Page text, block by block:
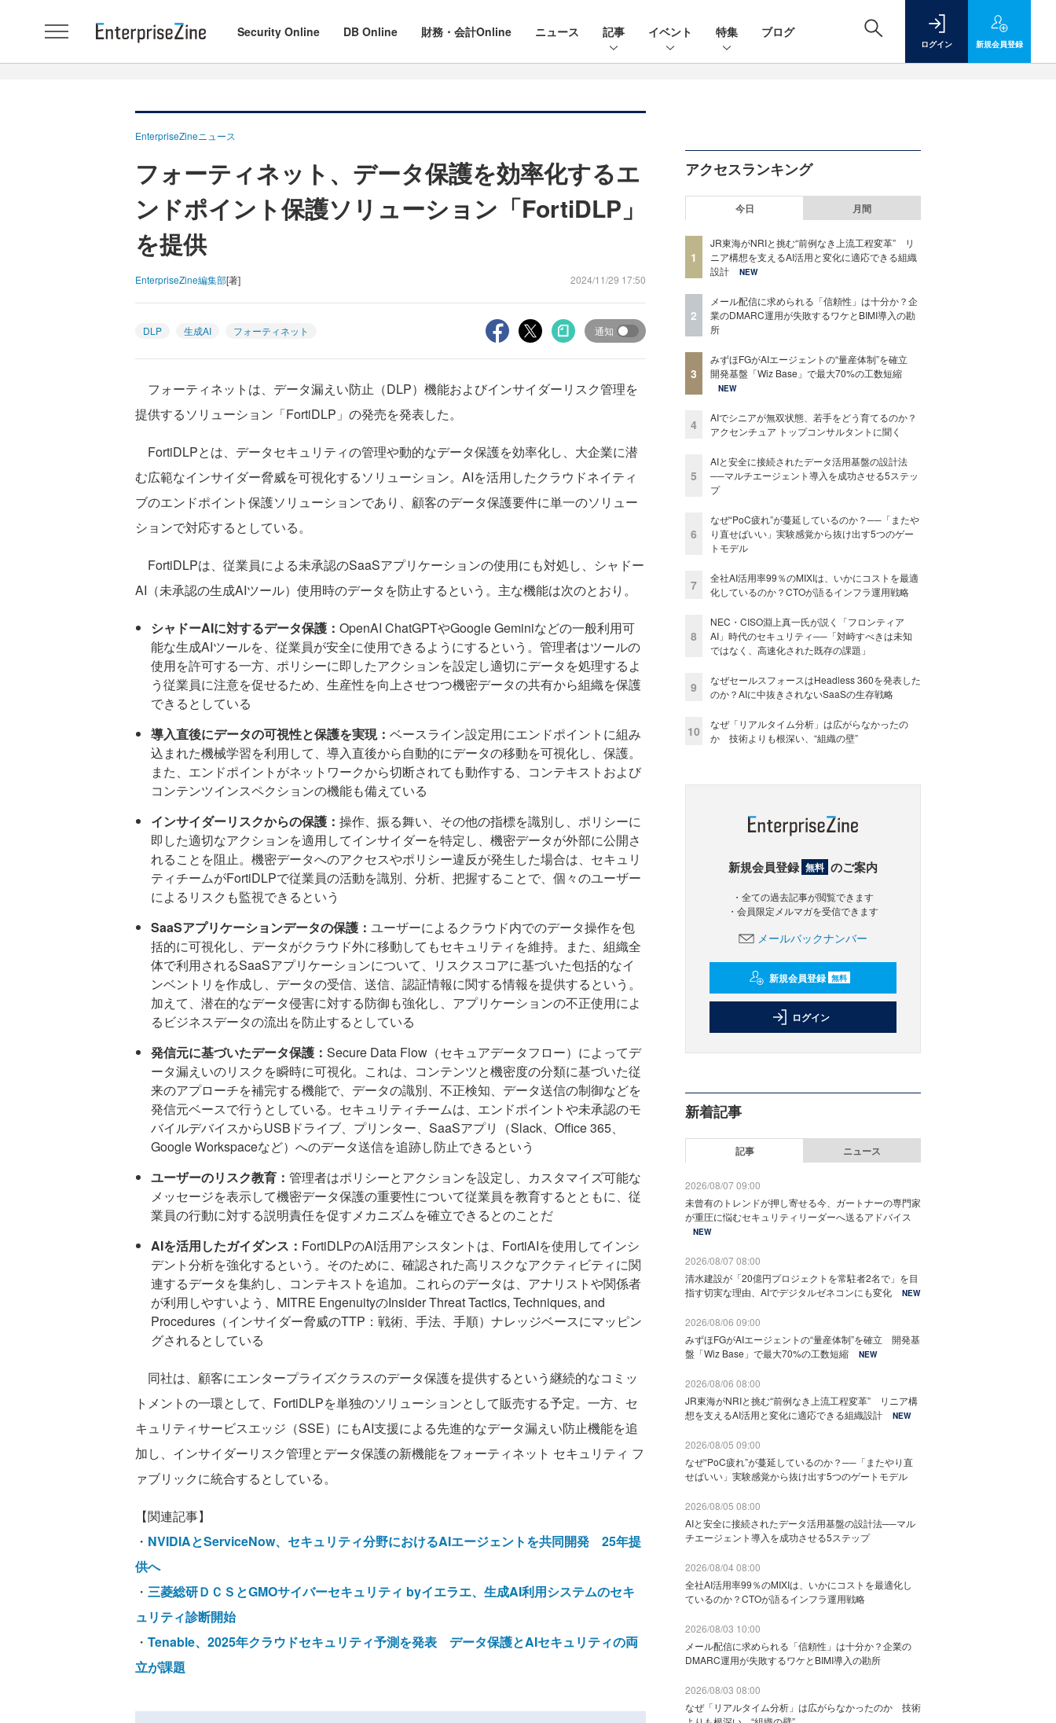
Security Online DB Online 財務・会計Online ニュース 記事 イベント 特集 ブログ
ログイン 新規会員登録
EnterpriseZineニュース
フォーティネット、データ保護を効率化するエ
ンドポイント保護ソリューション「FortiDLP」
を提供
EnterpriseZine編集部[著] 2024/11/29 17:50
DLP 生成AI フォーティネット 通知
フォーティネットは、データ漏えい防止（DLP）機能およびインサイダーリスク管理を
提供するソリューション「FortiDLP」の発売を発表した。
FortiDLPとは、データセキュリティの管理や動的なデータ保護を効率化し、大企業に潜
む広範なインサイダー脅威を可視化するソリューション。AIを活用したクラウドネイティ
ブのエンドポイント保護ソリューションであり、顧客のデータ保護要件に単一のソリュー
ションで対応するとしている。
FortiDLPは、従業員による未承認のSaaSアプリケーションの使用にも対処し、シャドー
AI（未承認の生成AIツール）使用時のデータを防止するという。主な機能は次のとおり。
シャドーAIに対するデータ保護： OpenAI ChatGPTやGoogle Geminiなどの一般利用可
能な生成AIツールを、従業員が安全に使用できるようにするという。管理者はツールの
使用を許可する一方、ポリシーに即したアクションを設定し適切にデータを処理するよ
う従業員に注意を促せるため、生産性を向上させつつ機密データの共有から組織を保護
できるとしている
導入直後にデータの可視性と保護を実現： ベースライン設定用にエンドポイントに組み
込まれた機械学習を利用して、導入直後から自動的にデータの移動を可視化し、保護。
また、エンドポイントがネットワークから切断されても動作する、コンテキストおよび
コンテンツインスペクションの機能も備えている
インサイダーリスクからの保護： 操作、振る舞い、その他の指標を識別し、ポリシーに
即した適切なアクションを適用してインサイダーを特定し、機密データが外部に公開さ
れることを阻止。機密データへのアクセスやポリシー違反が発生した場合は、セキュリ
ティチームがFortiDLPで従業員の活動を識別、分析、把握することで、個々のユーザー
によるリスクも監視できるという
SaaSアプリケーションデータの保護： ユーザーによるクラウド内でのデータ操作を包
括的に可視化し、データがクラウド外に移動してもセキュリティを維持。また、組織全
体で利用されるSaaSアプリケーションについて、リスクスコアに基づいた包括的なイ
ンベントリを作成し、データの受信、送信、認証情報に関する情報を提供するという。
加えて、潜在的なデータ侵害に対する防御も強化し、アプリケーションの不正使用によ
るビジネスデータの流出を防止するとしている
発信元に基づいたデータ保護： Secure Data Flow（セキュアデータフロー）によってデ
ータ漏えいのリスクを瞬時に可視化。これは、コンテンツと機密度の分類に基づいた従
来のアプローチを補完する機能で、データの識別、不正検知、データ送信の制御などを
発信元ベースで行うとしている。セキュリティチームは、エンドポイントや未承認のモ
バイルデバイスからUSBドライブ、プリンター、SaaSアプリ（Slack、Office 365、
Google Workspaceなど）へのデータ送信を追跡し防止できるという
ユーザーのリスク教育： 管理者はポリシーとアクションを設定し、カスタマイズ可能な
メッセージを表示して機密データ保護の重要性について従業員を教育するとともに、従
業員の行動に対する説明責任を促すメカニズムを確立できるとのことだ
AIを活用したガイダンス： FortiDLPのAI活用アシスタントは、FortiAIを使用してインシ
デント分析を強化するという。そのために、確認された高リスクなアクティビティに関
連するデータを集約し、コンテキストを追加。これらのデータは、アナリストや関係者
が利用しやすいよう、MITRE EngenuityのInsider Threat Tactics, Techniques, and
Procedures（インサイダー脅威のTTP：戦術、手法、手順）ナレッジベースにマッピン
グされるとしている
同社は、顧客にエンタープライズクラスのデータ保護を提供するという継続的なコミッ
トメントの一環として、FortiDLPを単独のソリューションとして販売する予定。一方、セ
キュリティサービスエッジ（SSE）にもAI支援による先進的なデータ漏えい防止機能を追
加し、インサイダーリスク管理とデータ保護の新機能をフォーティネット セキュリティ フ
ァブリックに統合するとしている。
【関連記事】
・ NVIDIAとServiceNow、セキュリティ分野におけるAIエージェントを共同開発 25年提
供へ
・ 三菱総研ＤＣＳとGMOサイバーセキュリティ byイエラエ、生成AI利用システムのセキ
ュリティ診断開始
・ Tenable、2025年クラウドセキュリティ予測を発表 データ保護とAIセキュリティの両
立が課題
アクセスランキング
今日 月間
1
JR東海がNRIと挑む“前例なき上流工程変革” リ
ニア構想を支えるAI活用と変化に適応できる組織
設計
NEW
2
メール配信に求められる「信頼性」は十分か？企
業のDMARC運用が失敗するワケとBIMI導入の勘
所
3
みずほFGがAIエージェントの“量産体制”を確立
開発基盤「Wiz Base」で最大70%の工数短縮
NEW
4
AIでシニアが無双状態、若手をどう育てるのか？
アクセンチュア トップコンサルタントに聞く
5
AIと安全に接続されたデータ活用基盤の設計法
──マルチエージェント導入を成功させる5ステッ
プ
6
なぜ“PoC疲れ”が蔓延しているのか？──「またや
り直せばいい」実験感覚から抜け出す5つのゲー
トモデル
7
全社AI活用率99％のMIXIは、いかにコストを最適
化しているのか？CTOが語るインフラ運用戦略
8
NEC・CISO淵上真一氏が説く「フロンティア
AI」時代のセキュリティ──「対峙すべきは未知
ではなく、高速化された既存の課題」
9
なぜセールスフォースはHeadless 360を発表した
のか？AIに中抜きされないSaaSの生存戦略
10
なぜ「リアルタイム分析」は広がらなかったの
か 技術よりも根深い、“組織の壁”
新規会員登録 無料 のご案内
・全ての過去記事が閲覧できます
・会員限定メルマガを受信できます
メールバックナンバー
新規会員登録 無料
ログイン
新着記事
記事 ニュース
2026/08/07 09:00
未曾有のトレンドが押し寄せる今、ガートナーの専門家
が重圧に悩むセキュリティリーダーへ送るアドバイス
NEW
2026/08/07 08:00
清水建設が「20億円プロジェクトを常駐者2名で」を目
指す切実な理由、AIでデジタルゼネコンにも変化
NEW
2026/08/06 09:00
みずほFGがAIエージェントの“量産体制”を確立 開発基
盤「Wiz Base」で最大70%の工数短縮
NEW
2026/08/06 08:00
JR東海がNRIと挑む“前例なき上流工程変革” リニア構
想を支えるAI活用と変化に適応できる組織設計
NEW
2026/08/05 09:00
なぜ“PoC疲れ”が蔓延しているのか？──「またやり直
せばいい」実験感覚から抜け出す5つのゲートモデル
2026/08/05 08:00
AIと安全に接続されたデータ活用基盤の設計法──マル
チエージェント導入を成功させる5ステップ
2026/08/04 08:00
全社AI活用率99％のMIXIは、いかにコストを最適化し
ているのか？CTOが語るインフラ運用戦略
2026/08/03 10:00
メール配信に求められる「信頼性」は十分か？企業の
DMARC運用が失敗するワケとBIMI導入の勘所
2026/08/03 08:00
なぜ「リアルタイム分析」は広がらなかったのか 技術